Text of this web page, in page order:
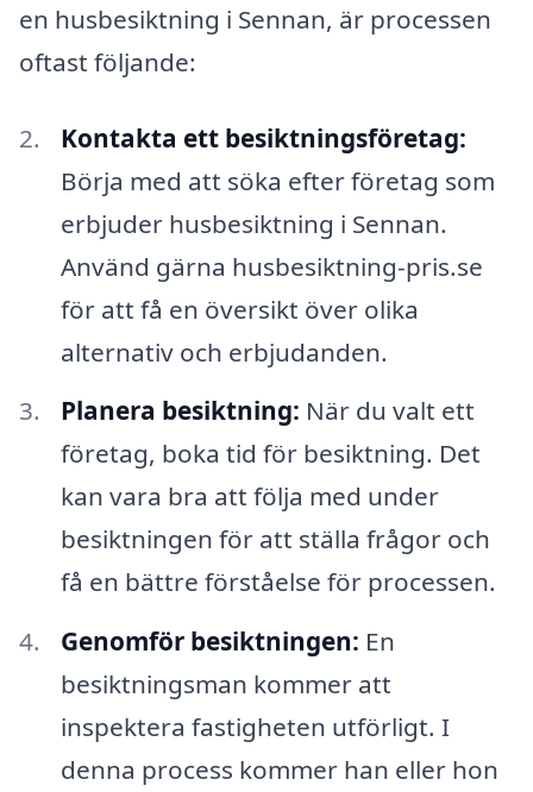
en husbesiktning i Sennan, är processen
oftast följande:
Kontakta ett besiktningsföretag:
Börja med att söka efter företag som
erbjuder husbesiktning i Sennan.
Använd gärna husbesiktning-pris.se
för att få en översikt över olika
alternativ och erbjudanden.
Planera besiktning: När du valt ett
företag, boka tid för besiktning. Det
kan vara bra att följa med under
besiktningen för att ställa frågor och
få en bättre förståelse för processen.
Genomför besiktningen: En
besiktningsman kommer att
inspektera fastigheten utförligt. I
denna process kommer han eller hon